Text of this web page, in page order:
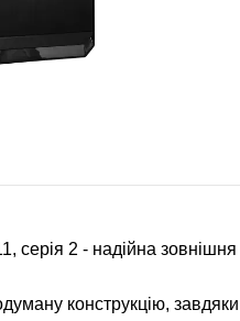
серія 2 - надійна
конструкцію, завдяки